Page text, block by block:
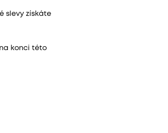
slevy získáte
konci této